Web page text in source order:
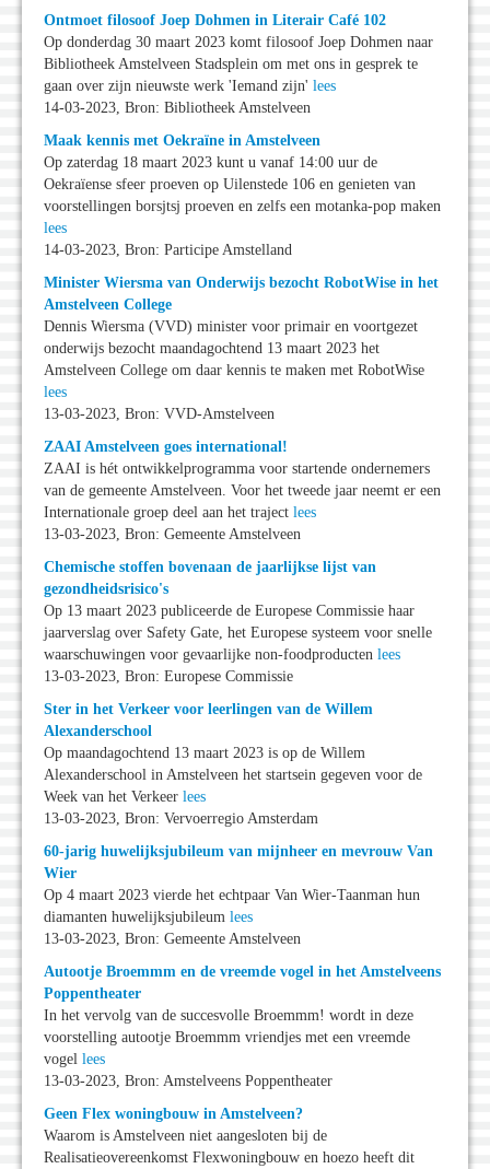
Ontmoet filosoof Joep Dohmen in Literair Café 102
Op donderdag 30 maart 2023 komt filosoof Joep Dohmen naar
Bibliotheek Amstelveen Stadsplein om met ons in gesprek te
gaan over zijn nieuwste werk 'Iemand zijn' lees
14-03-2023, Bron: Bibliotheek Amstelveen
Maak kennis met Oekraïne in Amstelveen
Op zaterdag 18 maart 2023 kunt u vanaf 14:00 uur de
Oekraïense sfeer proeven op Uilenstede 106 en genieten van
voorstellingen borsjtsj proeven en zelfs een motanka-pop maken
lees
14-03-2023, Bron: Participe Amstelland
Minister Wiersma van Onderwijs bezocht RobotWise in het
Amstelveen College
Dennis Wiersma (VVD) minister voor primair en voortgezet
onderwijs bezocht maandagochtend 13 maart 2023 het
Amstelveen College om daar kennis te maken met RobotWise
lees
13-03-2023, Bron: VVD-Amstelveen
ZAAI Amstelveen goes international!
ZAAI is hét ontwikkelprogramma voor startende ondernemers
van de gemeente Amstelveen. Voor het tweede jaar neemt er een
Internationale groep deel aan het traject lees
13-03-2023, Bron: Gemeente Amstelveen
Chemische stoffen bovenaan de jaarlijkse lijst van
gezondheidsrisico's
Op 13 maart 2023 publiceerde de Europese Commissie haar
jaarverslag over Safety Gate, het Europese systeem voor snelle
waarschuwingen voor gevaarlijke non-foodproducten lees
13-03-2023, Bron: Europese Commissie
Ster in het Verkeer voor leerlingen van de Willem
Alexanderschool
Op maandagochtend 13 maart 2023 is op de Willem
Alexanderschool in Amstelveen het startsein gegeven voor de
Week van het Verkeer lees
13-03-2023, Bron: Vervoerregio Amsterdam
60-jarig huwelijksjubileum van mijnheer en mevrouw Van
Wier
Op 4 maart 2023 vierde het echtpaar Van Wier-Taanman hun
diamanten huwelijksjubileum lees
13-03-2023, Bron: Gemeente Amstelveen
Autootje Broemmm en de vreemde vogel in het Amstelveens
Poppentheater
In het vervolg van de succesvolle Broemmm! wordt in deze
voorstelling autootje Broemmm vriendjes met een vreemde
vogel lees
13-03-2023, Bron: Amstelveens Poppentheater
Geen Flex woningbouw in Amstelveen?
Waarom is Amstelveen niet aangesloten bij de
Realisatieovereenkomst Flexwoningbouw en hoezo heeft dit